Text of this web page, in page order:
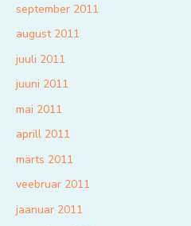
september 2011
august 2011
juuli 2011
juuni 2011
mai 2011
aprill 2011
märts 2011
veebruar 2011
jaanuar 2011